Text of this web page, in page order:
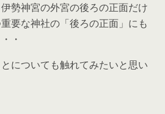
勢神宮の外宮の後ろの正面だけ
要な神社の「後ろの正面」にも
・
についても触れてみたいと思い